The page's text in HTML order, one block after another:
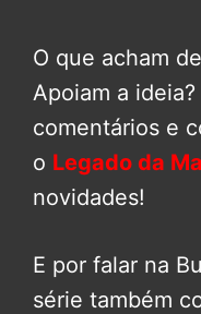
O que acham
Apoiam a
comentários e
o Legado da
novidades!
E por falar na
série também